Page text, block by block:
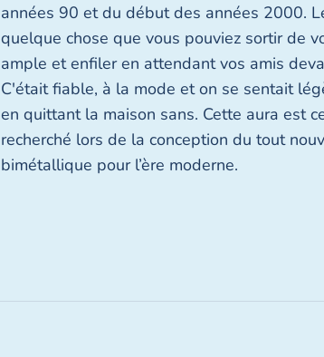
années 90 et du début des années 2000.
quelque chose que vous pouviez sortir de
ample et enfiler en attendant vos amis
C'était fiable, à la mode et on se sentait
en quittant la maison sans. Cette aura est
recherché lors de la conception du tout
bimétallique pour l’ère moderne.